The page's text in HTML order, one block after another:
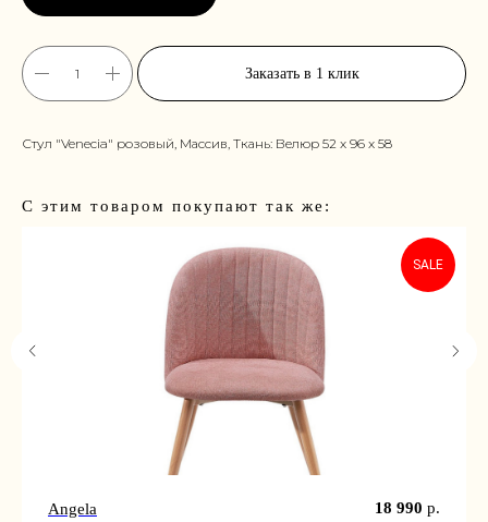
Заказать в 1 клик
Стул "Venecia" розовый, Массив, Ткань: Велюр 52 x 96 x 58
С этим товаром покупают так же:
SALE
Angela 18 990 р.